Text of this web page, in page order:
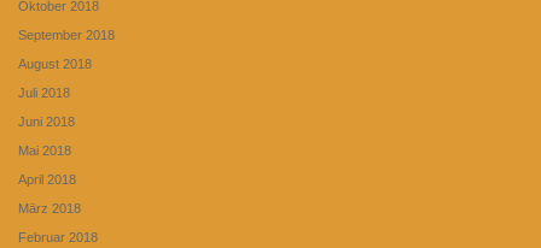
Oktober 2018
September 2018
August 2018
Juli 2018
Juni 2018
Mai 2018
April 2018
März 2018
Februar 2018